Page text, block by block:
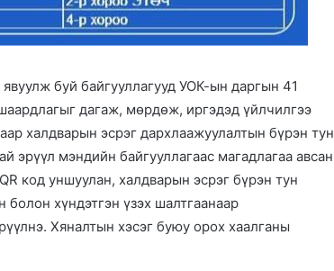
буй байгууллагууд УОК-ын даргын 41
дагаж, мөрдөж, иргэдэд үйлчилгээ
халдварын эсрэг дархлаажуулалтын бүрэн тун
эрүүл мэндийн байгууллагаас магадлагаа авсан
код уншуулан, халдварын эсрэг бүрэн тун
хүндэтгэн үзэх шалтгаанаар
Хяналтын хэсэг буюу орох хаалганы